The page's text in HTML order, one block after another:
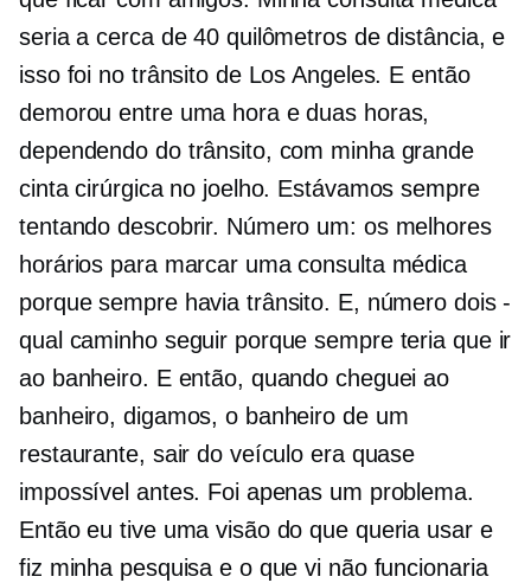
seria a cerca de 40 quilômetros de distância, e
isso foi no trânsito de Los Angeles. E então
demorou entre uma hora e duas horas,
dependendo do trânsito, com minha grande
cinta cirúrgica no joelho. Estávamos sempre
tentando descobrir. Número um: os melhores
horários para marcar uma consulta médica
porque sempre havia trânsito. E, número dois -
qual caminho seguir porque sempre teria que ir
ao banheiro. E então, quando cheguei ao
banheiro, digamos, o banheiro de um
restaurante, sair do veículo era quase
impossível antes. Foi apenas um problema.
Então eu tive uma visão do que queria usar e
fiz minha pesquisa e o que vi não funcionaria